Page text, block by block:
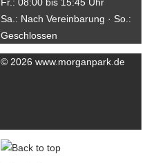
Sa.: Nach Vereinbarung · So.:
Geschlossen
© 2026 www.morganpark.de